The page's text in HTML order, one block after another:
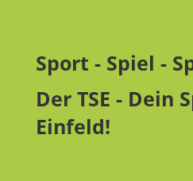
Sport - Spiel -
Der TSE - Dein
Einfeld!